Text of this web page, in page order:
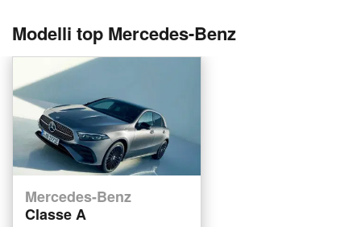
Modelli top Mercedes-Benz
Mercedes-Benz
Classe A